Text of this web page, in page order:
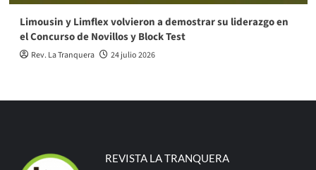
Limousin y Limflex volvieron a demostrar su liderazgo en
el Concurso de Novillos y Block Test
Rev. La Tranquera 24 julio 2026
REVISTA LA TRANQUERA